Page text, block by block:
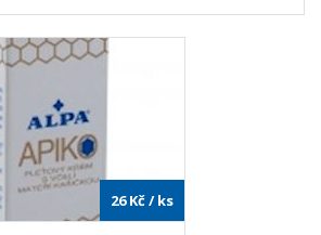
26 Kč/ ks